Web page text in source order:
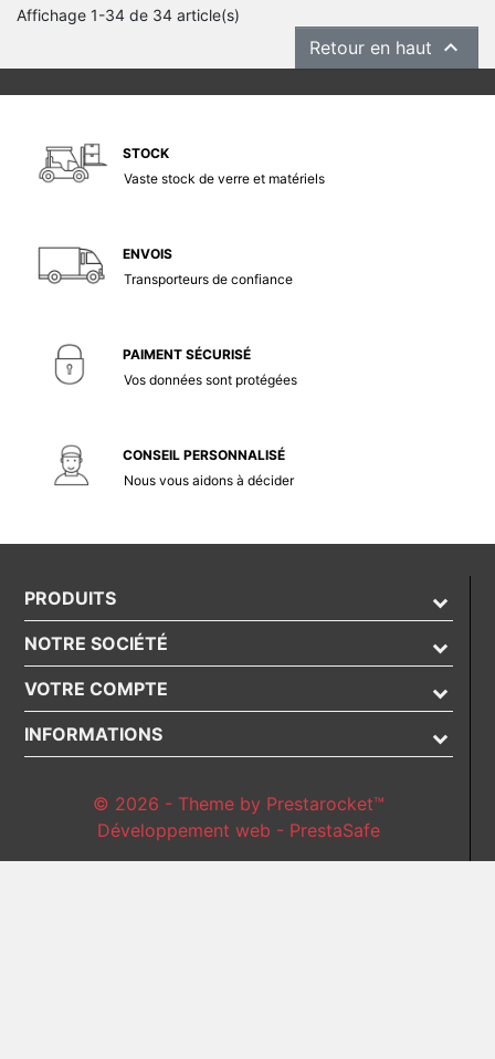
Affichage 1-34 de 34 article(s)
Retour en haut 
STOCK
Vaste stock de verre et matériels
ENVOIS
Transporteurs de confiance
PAIMENT SÉCURISÉ
Vos données sont protégées
CONSEIL PERSONNALISÉ
Nous vous aidons à décider
PRODUITS
NOTRE SOCIÉTÉ
VOTRE COMPTE
INFORMATIONS
© 2026 - Theme by Prestarocket™
Développement web - PrestaSafe